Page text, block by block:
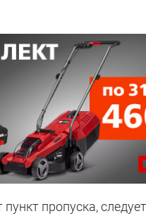
пропуска,